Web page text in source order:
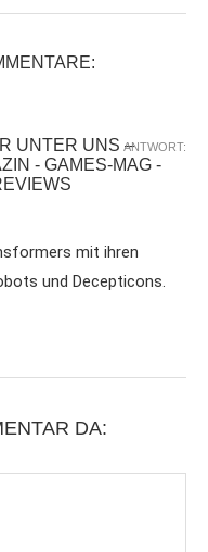
UNTER UNS –
- GAMES-MAG -
mit ihren
und Decepticons.
ANTWORT:
DA: